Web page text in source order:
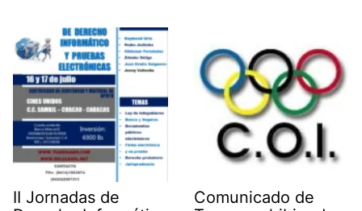
II Jornadas de
Comunicado de